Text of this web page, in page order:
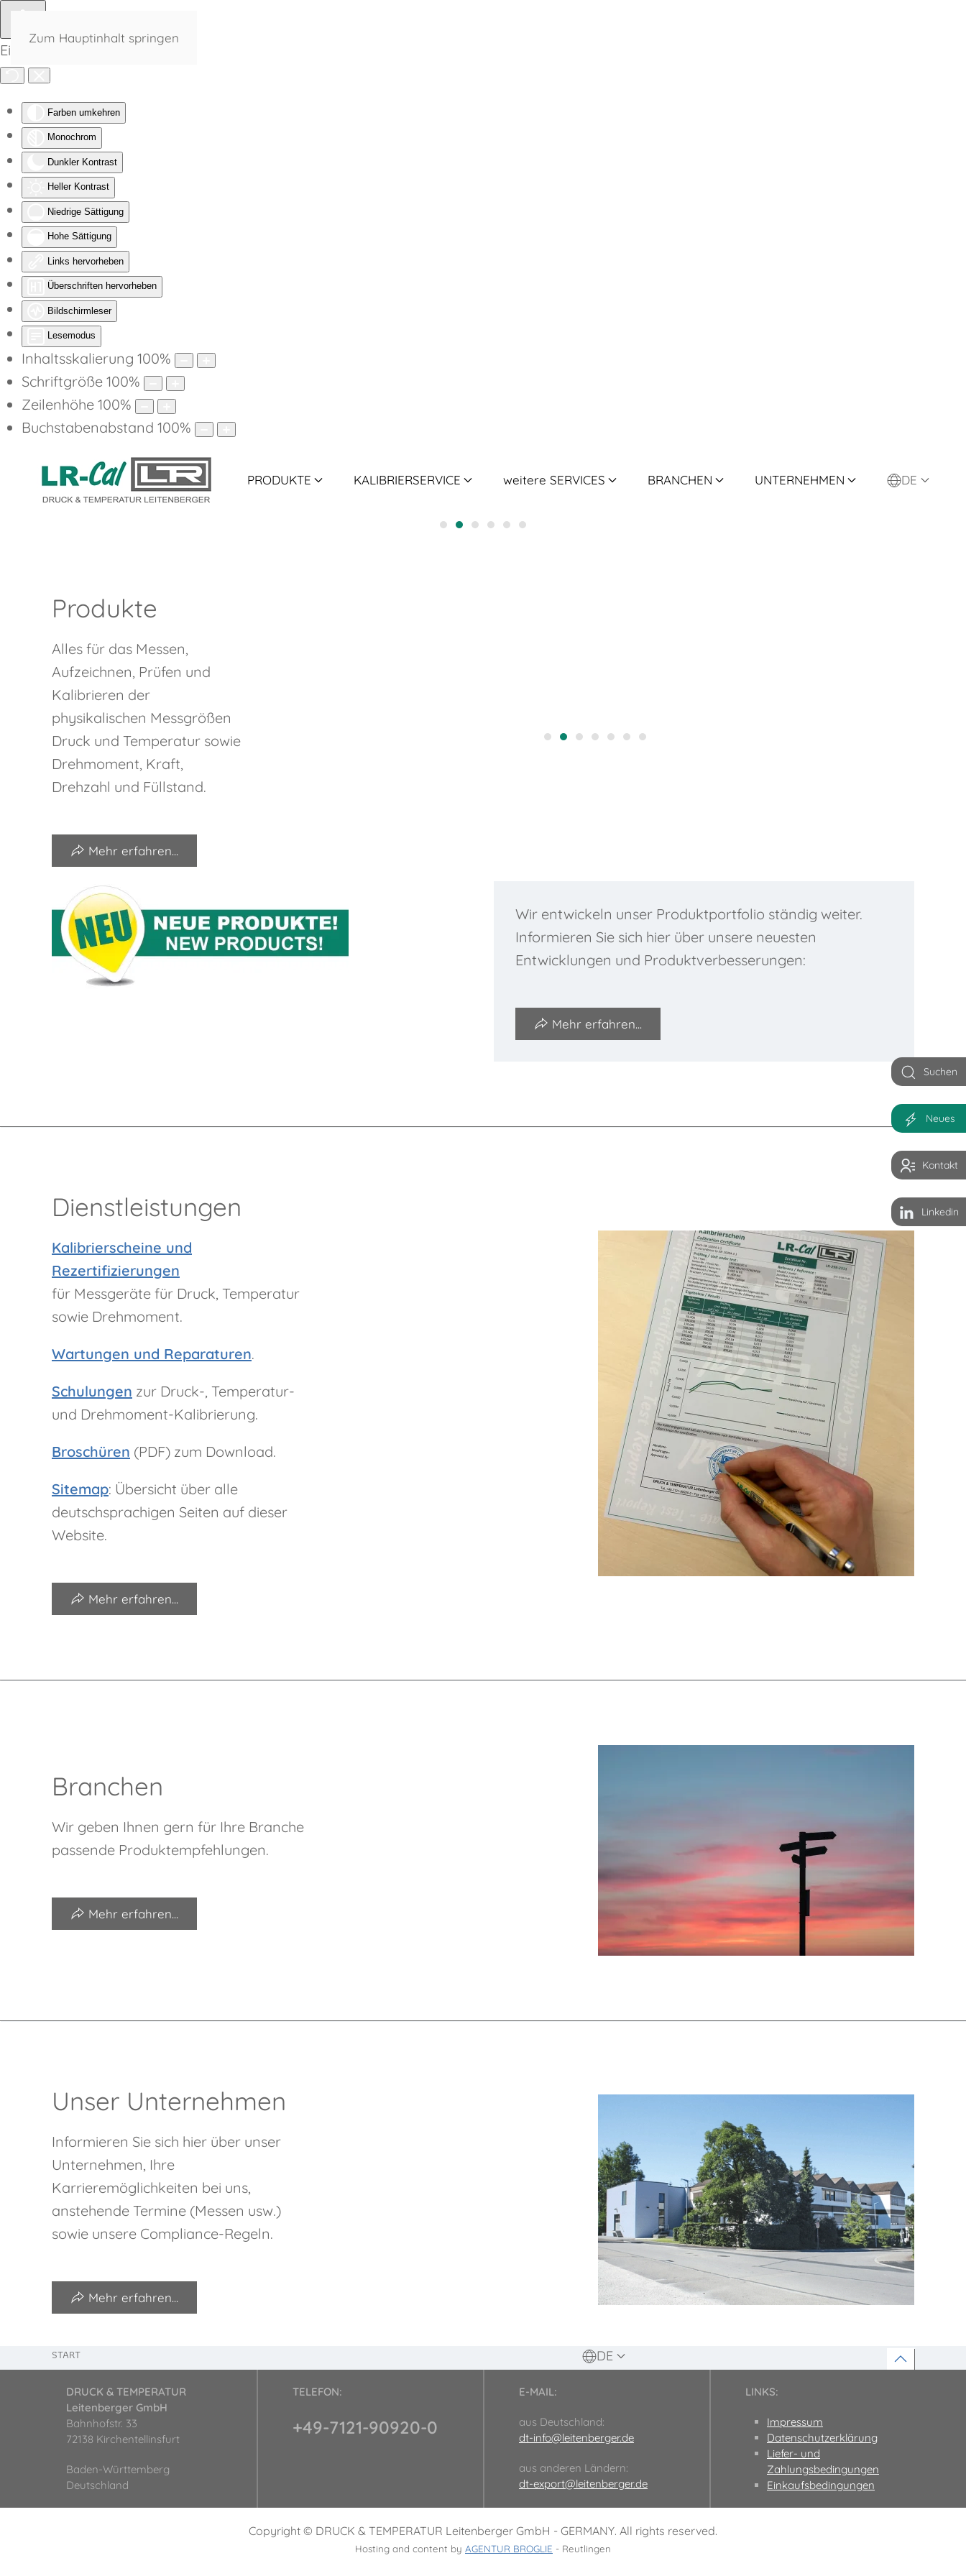
Eingabehilfen öffnen
Farben umkehren
Monochrom
Dunkler Kontrast
Heller Kontrast
Niedrige Sättigung
Hohe Sättigung
Links hervorheben
Überschriften hervorheben
Bildschirmleser
Lesemodus
Inhaltsskalierung 100%
Schriftgröße 100%
Zeilenhöhe 100%
Buchstabenabstand 100%
Zum Hauptinhalt springen
PRODUKTE KALIBRIERSERVICE weitere SERVICES BRANCHEN UNTERNEHMEN DE
Stationäre
PortableDrehmoment-
Produkte
Alles für das Messen,
Aufzeichnen, Prüfen und
Kalibrieren der
physikalischen Messgrößen
Druck und Temperatur sowie
Drehmoment, Kraft,
Drehzahl und Füllstand.
Mehr erfahren...
Druckmessung
Druckkalibrierung
Temperaturmessung
Temperaturkalibrierung
Drehmoment+Kraft+Drehzahl
Füllstand
Wir entwickeln unser Produktportfolio ständig weiter.
Informieren Sie sich hier über unsere neuesten
Entwicklungen und Produktverbesserungen:
Mehr erfahren...
Dienstleistungen
Kalibrierscheine und
Rezertifizierungen
für Messgeräte für Druck, Temperatur
sowie Drehmoment.
Wartungen und Reparaturen.
Schulungen zur Druck-, Temperatur-
und Drehmoment-Kalibrierung.
Broschüren (PDF) zum Download.
Sitemap: Übersicht über alle
deutschsprachigen Seiten auf dieser
Website.
Mehr erfahren...
Branchen
Wir geben Ihnen gern für Ihre Branche
passende Produktempfehlungen.
Mehr erfahren...
Unser Unternehmen
Informieren Sie sich hier über unser
Unternehmen, Ihre
Karrieremöglichkeiten bei uns,
anstehende Termine (Messen usw.)
sowie unsere Compliance-Regeln.
Mehr erfahren...
START DE
DRUCK & TEMPERATUR
Leitenberger GmbH
Bahnhofstr. 33
72138 Kirchentellinsfurt
Baden-Württemberg
Deutschland
TELEFON:
+49-7121-90920-0
E-MAIL:
aus Deutschland:
dt-info@leitenberger.de
aus anderen Ländern:
dt-export@leitenberger.de
LINKS:
Impressum
Datenschutzerklärung
Liefer- und
Zahlungsbedingungen
Einkaufsbedingungen
Copyright © DRUCK & TEMPERATUR Leitenberger GmbH - GERMANY. All rights reserved.
Hosting and content by AGENTUR BROGLIE - Reutlingen
Suchen
Neues
Kontakt
Linkedin